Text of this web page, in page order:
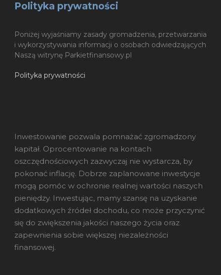
Polityka prywatności
Poniżej wyjaśniamy zasady gromadzenia, przetwarzania
i wykorzystywania informacji o osobach odwiedzających
Naszą witrynę Parkietfinansowy.pl
Polityka prywatności
Inwestowanie pozwala pomnażać zgromadzony
kapitał. Oprocentowanie na kontach
oszczędnościowych zazwyczaj nie wystarcza, by
pokonać inflację. Dobrze zaplanowane inwestycje
mogą pomóc w ochronie realnej wartości naszych
pieniędzy. Inwestując, mamy szansę na uzyskanie
dodatkowych źródeł dochodu, co może przyczynić
się do zwiększenia jakości naszego życia oraz
zapewnienia sobie większej niezależności
finansowej.